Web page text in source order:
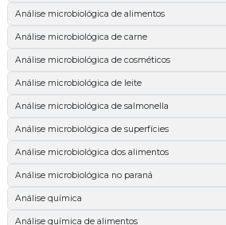
Análise microbiológica de alimentos
Análise microbiológica de carne
Análise microbiológica de cosméticos
Análise microbiológica de leite
Análise microbiológica de salmonella
Análise microbiológica de superfícies
Análise microbiológica dos alimentos
Análise microbiológica no paraná
Análise química
Análise química de alimentos